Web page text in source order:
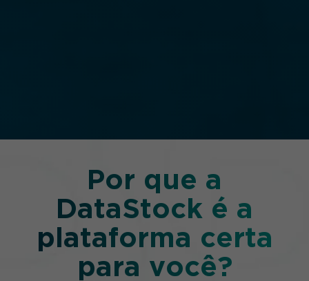
Por que a
DataStock é a
plataforma certa
para você?